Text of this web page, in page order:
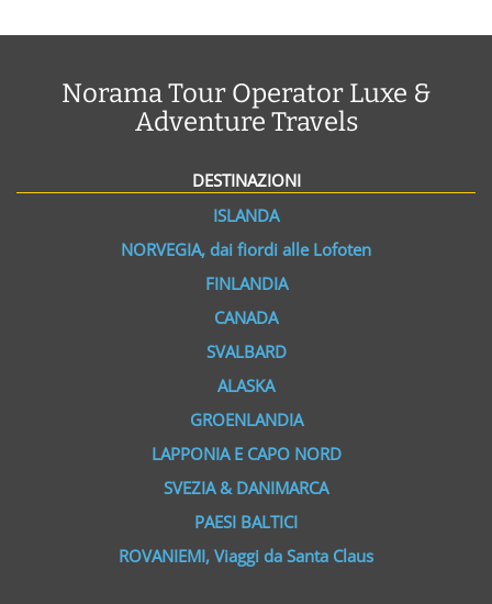
Norama Tour Operator Luxe &
Adventure Travels
DESTINAZIONI
ISLANDA
NORVEGIA, dai fiordi alle Lofoten
FINLANDIA
CANADA
SVALBARD
ALASKA
GROENLANDIA
LAPPONIA E CAPO NORD
SVEZIA & DANIMARCA
PAESI BALTICI
ROVANIEMI, Viaggi da Santa Claus